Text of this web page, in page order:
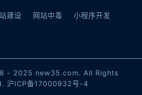
建设 网站中毒 小程序开发
- 2025 new35.com. All Rights
沪ICP备17000932号-4